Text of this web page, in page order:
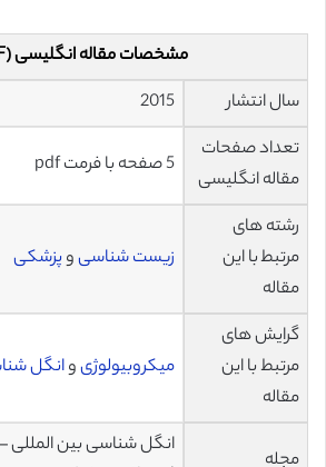
مشخصات مقاله انگلیسی (PDF)
سال انتشار
2015
تعداد صفحات
مقاله انگلیسی
5 صفحه با فرمت pdf
رشته های
مرتبط با این
مقاله
زیست شناسیوپزشکی
گرایش های
مرتبط با این
مقاله
میکروبیولوژیوانگل
مجله